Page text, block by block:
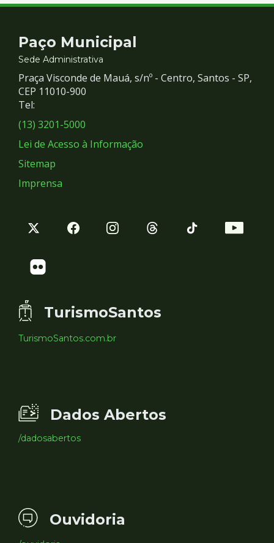
Contato
e
Redes
Sociais
Paço Municipal
Sede Administrativa
Praça Visconde de Mauá, s/nº - Centro, Santos - SP,
CEP 11010-900
Tel:
(13) 3201-5000
Lei de Acesso à Informação
Sitemap
Imprensa
TurismoSantos
TurismoSantos.com.br
Dados Abertos
/dadosabertos
Ouvidoria